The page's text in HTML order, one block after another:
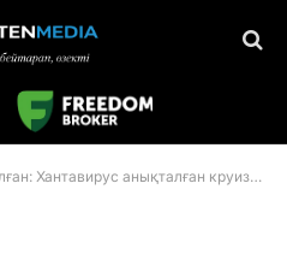
анықталған круиздік лайнер туралы не белгілі?